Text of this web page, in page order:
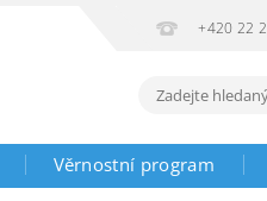
+420 22
Věrnostní program